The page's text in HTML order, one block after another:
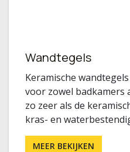
Wandtegels
Keramische
voor zowel badkamers
zo zeer als de
kras- en
MEER BEKIJKEN